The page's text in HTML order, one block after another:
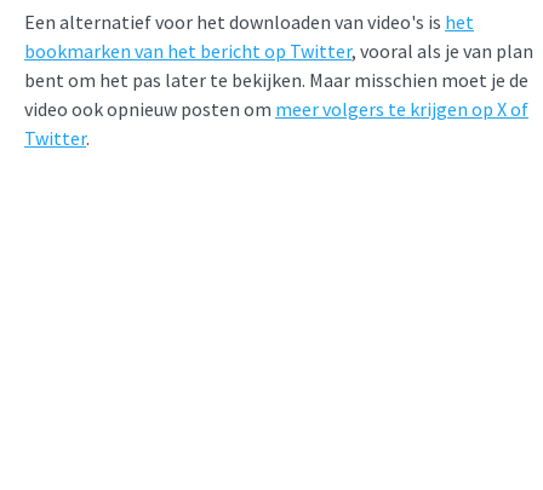
Een alternatief voor het downloaden van video's is het
bookmarken van het bericht op Twitter, vooral als je van plan
bent om het pas later te bekijken. Maar misschien moet je de
video ook opnieuw posten om meer volgers te krijgen op X of
Twitter.